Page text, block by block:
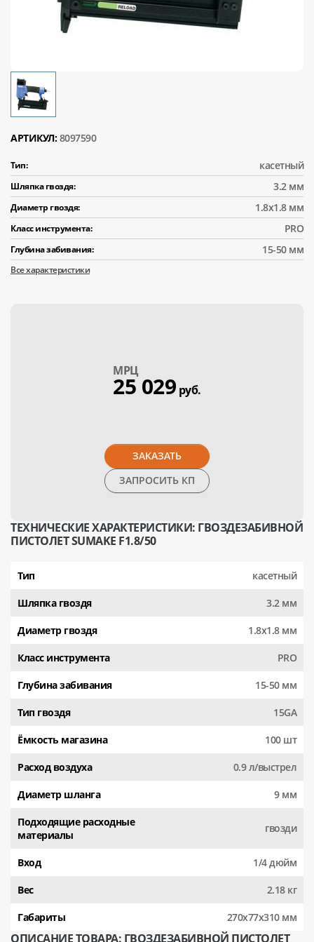
АРТИКУЛ: 8097590
Тип: касетный
Шляпка гвоздя: 3.2 мм
Диаметр гвоздя: 1.8x1.8 мм
Класс инструмента: PRO
Глубина забивания: 15-50 мм
Все характеристики
МPЦ
25 029 руб.
ЗАКАЗАТЬ
ЗАПРОСИТЬ КП
ТЕХНИЧЕСКИЕ ХАРАКТЕРИСТИКИ: ГВОЗДЕЗАБИВНОЙ
ПИСТОЛЕТ SUMAKE F1.8/50
Тип касетный
Шляпка гвоздя 3.2 мм
Диаметр гвоздя 1.8x1.8 мм
Класс инструмента PRO
Глубина забивания 15-50 мм
Тип гвоздя 15GA
Ёмкость магазина 100 шт
Расход воздуха 0.9 л/выстрел
Диаметр шланга 9 мм
Подходящие расходные
материалы
гвозди
Вход 1/4 дюйм
Вес 2.18 кг
Габариты 270x77x310 мм
ОПИСАНИЕ ТОВАРА: ГВОЗДЕЗАБИВНОЙ ПИСТОЛЕТ